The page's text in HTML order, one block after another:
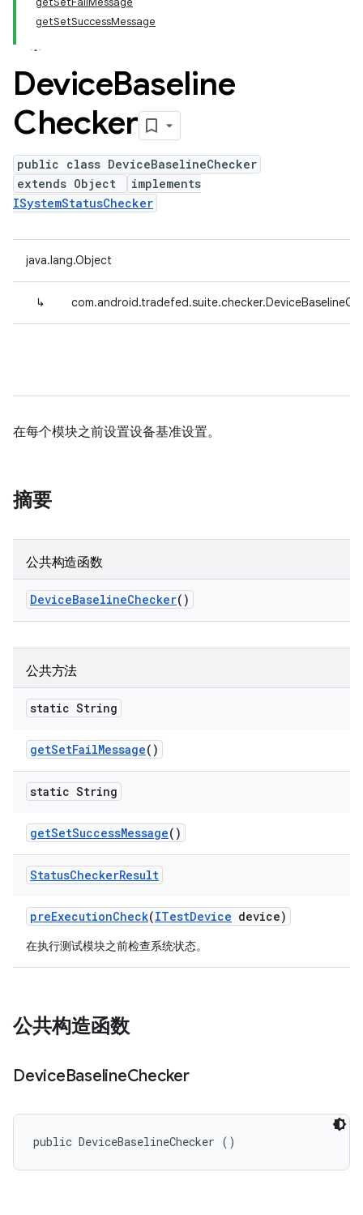
getSetSuccessMessage
DeviceBaseline
Checker
public class DeviceBaselineChecker
extends Object
implements
ISystemStatusChecker
java.lang.Object
↳
在每个模块之前设置设备基准设置。
摘要
公共构造函数
DeviceBaselineChecker()
公共方法
static String
getSetFailMessage()
static String
getSetSuccessMessage()
StatusCheckerResult
preExecutionCheck(ITestDevice device)
在执行测试模块之前检查系统状态。
公共构造函数
DeviceBaselineChecker
public DeviceBaselineChecker ()